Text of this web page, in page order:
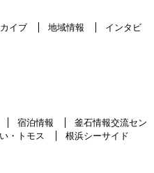
イブ 地域情報
インタビ
宿泊情報
釜石情報交流セン
・トモス
根浜シーサイド